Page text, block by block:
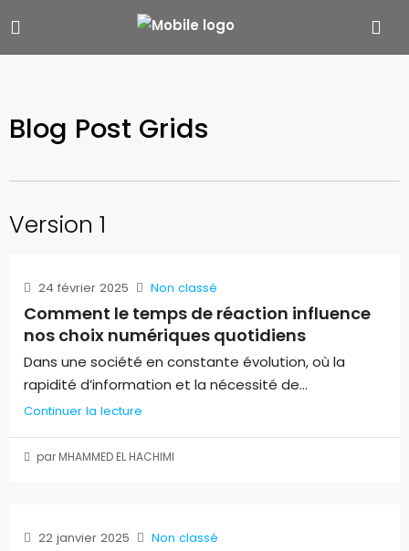
Blog Post Grids
Version 1
24 février 2025 Non classé
Comment le temps de réaction influence
nos choix numériques quotidiens
Dans une société en constante évolution, où la
rapidité d’information et la nécessité de...
Continuer la lecture
par MHAMMED EL HACHIMI
22 janvier 2025 Non classé